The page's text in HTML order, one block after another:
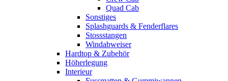
Quad Cab
Sonstiges
Splashguards & Fenderflares
Stossstangen
Windabweiser
Hardtop & Zubehör
Höherlegung
Interieur